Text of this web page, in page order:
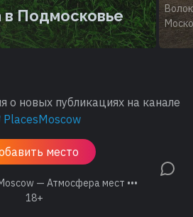
в Подмосковье
о новых публикациях на канале
PlacesMoscow
место
— Атмосфера мест •••
18+